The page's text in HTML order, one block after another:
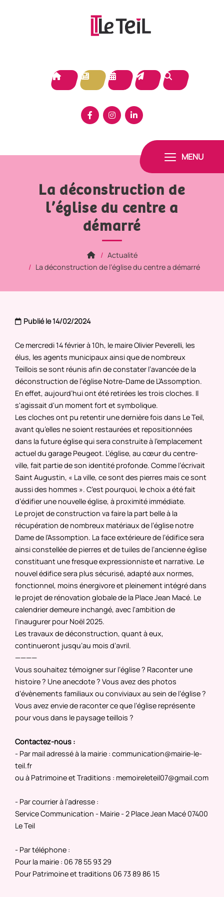
MENU
La déconstruction de
l’église du centre a
démarré
Actualité
La déconstruction de l’église du centre a démarré
Publié le 14/02/2024
Ce mercredi 14 février à 10h, le maire Olivier Peverelli, les
élus, les agents municipaux ainsi que de nombreux
Teillois se sont réunis afin de constater l’avancée de la
déconstruction de l’église Notre-Dame de L’Assomption.
En effet, aujourd’hui ont été retirées les trois cloches. Il
s'agissait d'un moment fort et symbolique.
Les cloches ont pu retentir une dernière fois dans Le Teil,
avant qu’elles ne soient restaurées et repositionnées
dans la future église qui sera construite à l'emplacement
actuel du garage Peugeot. L’église, au cœur du centre-
ville, fait partie de son identité profonde. Comme l’écrivait
Saint Augustin, « La ville, ce sont des pierres mais ce sont
aussi des hommes ». C’est pourquoi, le choix a été fait
d’édifier une nouvelle église, à proximité immédiate.
Le projet de construction va faire la part belle à la
récupération de nombreux matériaux de l’église notre
Dame de l’Assomption. La face extérieure de l’édifice sera
ainsi constellée de pierres et de tuiles de l’ancienne église
constituant une fresque expressionniste et narrative. Le
nouvel édifice sera plus sécurisé, adapté aux normes,
fonctionnel, moins énergivore et pleinement intégré dans
le projet de rénovation globale de la Place Jean Macé. Le
calendrier demeure inchangé, avec l'ambition de
l'inaugurer pour Noël 2025.
Les travaux de déconstruction, quant à eux,
continueront jusqu’au mois d’avril.
————
Vous souhaitez témoigner sur l’église ? Raconter une
histoire ? Une anecdote ? Vous avez des photos
d’évènements familiaux ou conviviaux au sein de l’église ?
Vous avez envie de raconter ce que l’église représente
pour vous dans le paysage teillois ?
Contactez-nous :
- Par mail adressé à la mairie : communication@mairie-le-
teil.fr
ou à Patrimoine et Traditions : memoireleteil07@gmail.com
- Par courrier à l’adresse :
Service Communication - Mairie - 2 Place Jean Macé 07400
Le Teil
- Par téléphone :
Pour la mairie : 06 78 55 93 29
Pour Patrimoine et traditions 06 73 89 86 15